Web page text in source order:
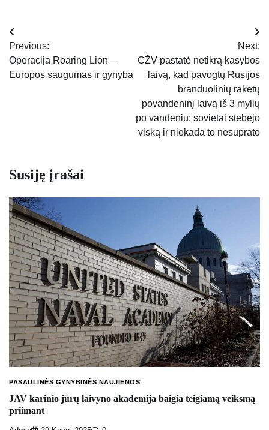
Navigacija
tarp
įrašų
Previous:
Operacija Roaring Lion –
Europos saugumas ir gynyba
Next:
CŽV pastatė netikrą kasybos
laivą, kad pavogtų Rusijos
branduolinių raketų
povandeninį laivą iš 3 mylių
po vandeniu: sovietai stebėjo
viską ir niekada to nesuprato
Susiję įrašai
PASAULINĖS GYNYBINĖS NAUJIENOS
JAV karinio jūrų laivyno akademija baigia teigiamą veiksmą
priimant